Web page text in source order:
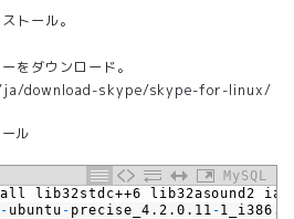
トール。
をダウンロード。
download-skype/skype-for-linux/
ル
MySQL
lib32stdc++6 lib32asound2
- ubuntu - precise_4.2.0.11 -